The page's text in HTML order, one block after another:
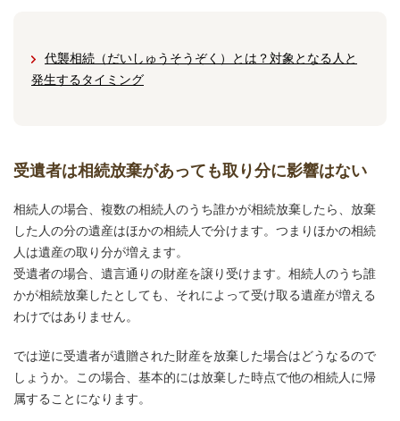
代襲相続（だいしゅうそうぞく）とは？対象となる人と
発生するタイミング
受遺者は相続放棄があっても取り分に影響はない
相続人の場合、複数の相続人のうち誰かが相続放棄したら、放棄
した人の分の遺産はほかの相続人で分けます。つまりほかの相続
人は遺産の取り分が増えます。
受遺者の場合、遺⾔通りの財産を譲り受けます。相続人のうち誰
かが相続放棄したとしても、それによって受け取る遺産が増える
わけではありません。
では逆に受遺者が遺贈された財産を放棄した場合はどうなるので
しょうか。この場合、基本的には放棄した時点で他の相続人に帰
属することになります。